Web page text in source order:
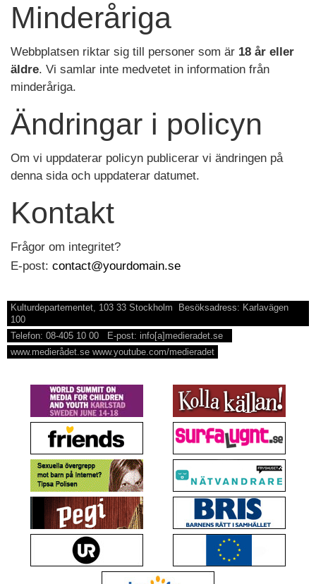
Minderåriga
Webbplatsen riktar sig till personer som är 18 år eller
äldre. Vi samlar inte medvetet in information från
minderåriga.
Ändringar i policyn
Om vi uppdaterar policyn publicerar vi ändringen på
denna sida och uppdaterar datumet.
Kontakt
Frågor om integritet?
E-post: contact@yourdomain.se
Kulturdepartementet, 103 33 Stockholm Besöksadress: Karlavägen
100
Telefon: 08-405 10 00 E-post: info[a]medieradet.se
www.medierådet.se www.youtube.com/medieradet